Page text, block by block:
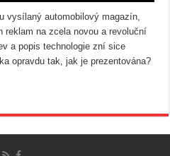
vysílaný automobilový magazín,
na zcela novou a revoluční
a popis technologie zní sice
opravdu tak, jak je prezentována?